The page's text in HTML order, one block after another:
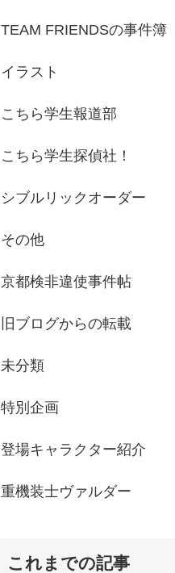
TEAM FRIENDSの事件簿
イラスト
こちら学生報道部
こちら学生探偵社！
シブルリックオーダー
その他
京都検非違使事件帖
旧ブログからの転載
未分類
特別企画
登場キャラクター紹介
重機装士ヴァルダー
これまでの記事